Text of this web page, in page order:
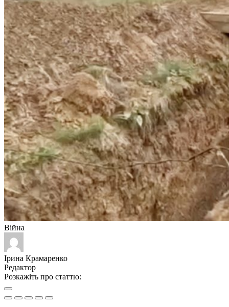
Війна
Ірина Крамаренко
Редактор
Розкажіть про статтю: